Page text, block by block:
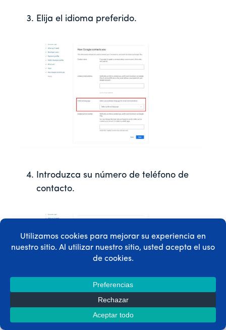
Elija el idioma preferido.
Introduzca su número de teléfono de
contacto.